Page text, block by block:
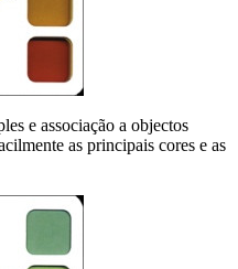
e associação a objectos
as principais cores e as